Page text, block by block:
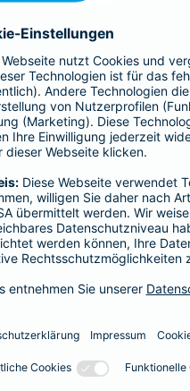
Dimension hinaus
ökologisch, ökonomisch
Gesellschaft
Erfolg,
am Prinzip der
- ganz im
Thema
der Bevölkerung als
Generationen
verfolgt man